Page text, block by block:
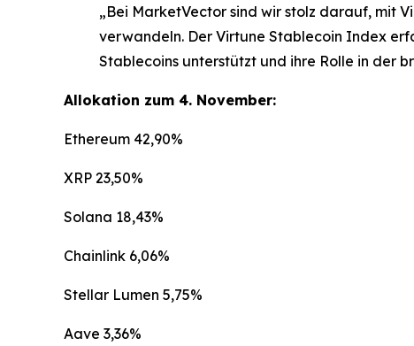
„Bei MarketVector sind wir stolz darauf, mit
verwandeln. Der Virtune Stablecoin Index
Stablecoins unterstützt und ihre Rolle in der
Allokation zum 4. November:
Ethereum 42,90%
XRP 23,50%
Solana 18,43%
Chainlink 6,06%
Stellar Lumen 5,75%
Aave 3,36%